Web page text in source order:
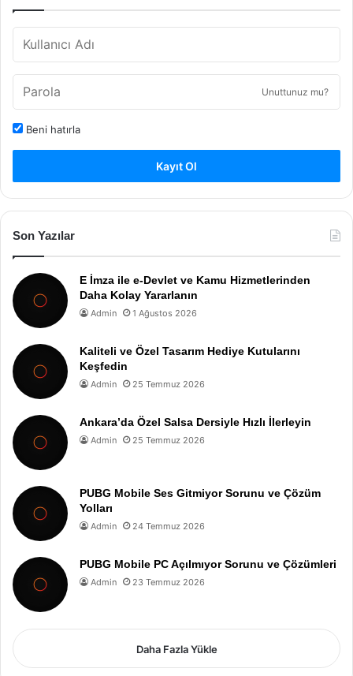
Unuttunuz mu?
Beni hatırla
Kayıt Ol
Son Yazılar
E İmza ile e-Devlet ve Kamu Hizmetlerinden
Daha Kolay Yararlanın
Admin 1 Ağustos 2026
Kaliteli ve Özel Tasarım Hediye Kutularını
Keşfedin
Admin 25 Temmuz 2026
Ankara’da Özel Salsa Dersiyle Hızlı İlerleyin
Admin 25 Temmuz 2026
PUBG Mobile Ses Gitmiyor Sorunu ve Çözüm
Yolları
Admin 24 Temmuz 2026
PUBG Mobile PC Açılmıyor Sorunu ve Çözümleri
Admin 23 Temmuz 2026
Daha Fazla Yükle